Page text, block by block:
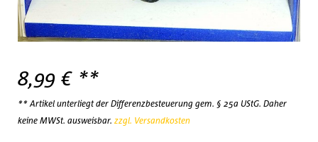
8,99 € **
** Artikel unterliegt der Differenzbesteuerung gem. § 25a UStG. Daher
keine MWSt. ausweisbar. zzgl. Versandkosten